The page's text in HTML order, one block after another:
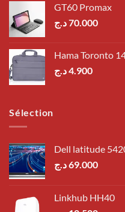
GT60 Promax
70.000د.ج
Hama Toronto
4.900د.ج
Sélection
Dell latitude
69.000د.ج
Linkhub HH40